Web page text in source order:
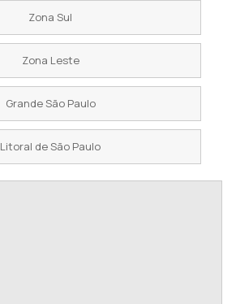
Zona Sul
Zona Leste
Grande São Paulo
Litoral de São Paulo